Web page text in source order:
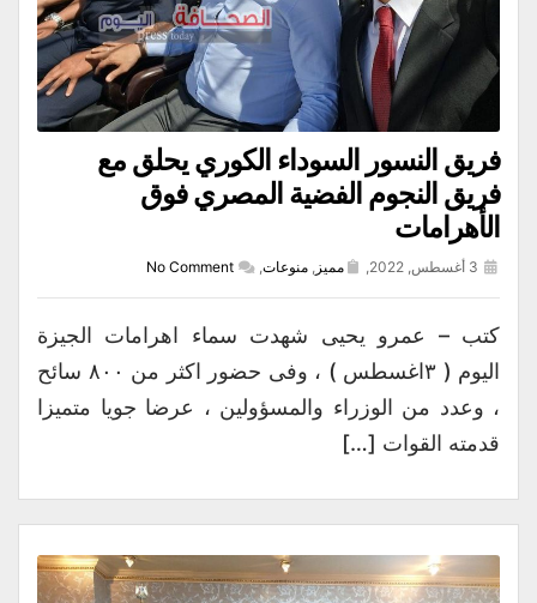
فريق النسور السوداء الكوري يحلق مع
فريق النجوم الفضية المصري فوق
الأهرامات
مميز منوعات No Comment
كتب – عمرو يحيى شهدت سماء اهرامات الجيزة
اليوم ( ٣اغسطس ) ، وفى حضور اكثر من ٨٠٠ سائح
، وعدد من الوزراء والمسؤولين ، عرضا جويا متميزا
قدمته القوات […]